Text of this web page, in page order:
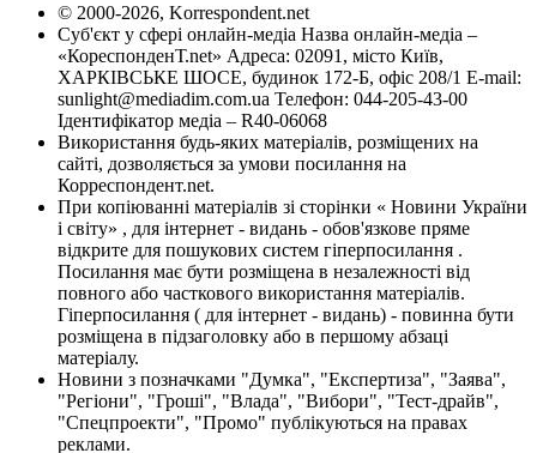
© 2000-2026, Korrespondent.net
Суб'єкт у сфері онлайн-медіа Назва онлайн-медіа –
«КореспонденТ.net» Адреса: 02091, місто Київ,
ХАРКІВСЬКЕ ШОСЕ, будинок 172-Б, офіс 208/1 E-mail:
sunlight@mediadim.com.ua Телефон: 044-205-43-00
Ідентифікатор медіа – R40-06068
Використання будь-яких матеріалів, розміщених на
сайті, дозволяється за умови посилання на
Корреспондент.net.
При копіюванні матеріалів зі сторінки « Новини України
і світу» , для інтернет - видань - обов'язкове пряме
відкрите для пошукових систем гіперпосилання .
Посилання має бути розміщена в незалежності від
повного або часткового використання матеріалів.
Гіперпосилання ( для інтернет - видань) - повинна бути
розміщена в підзаголовку або в першому абзаці
матеріалу.
Новини з позначками "Думка", "Експертиза", "Заява",
"Регіони", "Гроші", "Влада", "Вибори", "Тест-драйв",
"Спецпроекти", "Промо" публікуються на правах
реклами.